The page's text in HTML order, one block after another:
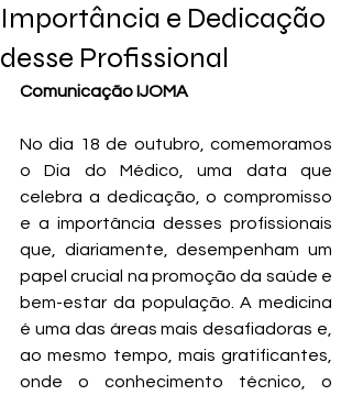
Importância e Dedicação
desse Profissional
Comunicação IJOMA
No dia 18 de outubro, comemoramos
o Dia do Médico, uma data que
celebra a dedicação, o compromisso
e a importância desses profissionais
que, diariamente, desempenham um
papel crucial na promoção da saúde e
bem-estar da população. A medicina
é uma das áreas mais desafiadoras e,
ao mesmo tempo, mais gratificantes,
onde o conhecimento técnico, o